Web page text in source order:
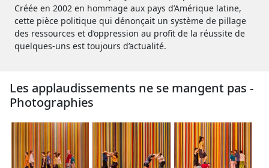
Créée en 2002 en hommage aux pays d’Amérique latine,
cette pièce politique qui dénonçait un système de pillage
des ressources et d’oppression au profit de la réussite de
quelques-uns est toujours d’actualité.
Les applaudis­sements ne se mangent pas -
Photographies